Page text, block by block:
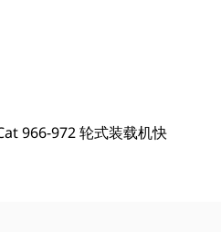
966-972 轮式装载机快